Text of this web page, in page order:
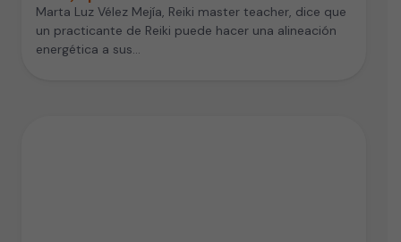
Marta Luz Vélez Mejía, Reiki master teacher, dice que
un practicante de Reiki puede hacer una alineación
energética a sus…